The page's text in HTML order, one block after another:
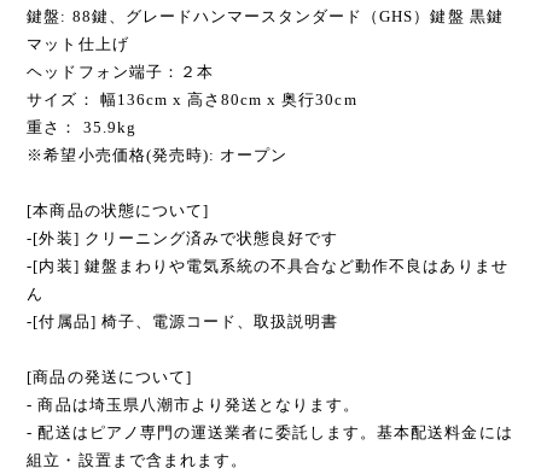
鍵盤: 88鍵、グレードハンマースタンダード（GHS）鍵盤 黒鍵
マット仕上げ
ヘッドフォン端子：２本
サイズ： 幅136cm x 高さ80cm x 奥行30cm
重さ： 35.9kg
※希望小売価格(発売時): オープン
[本商品の状態について]
-[外装] クリーニング済みで状態良好です
-[内装] 鍵盤まわりや電気系統の不具合など動作不良はありませ
ん
-[付属品] 椅子、電源コード、取扱説明書
[商品の発送について]
- 商品は埼玉県八潮市より発送となります。
- 配送はピアノ専門の運送業者に委託します。基本配送料金には
組立・設置まで含まれます。